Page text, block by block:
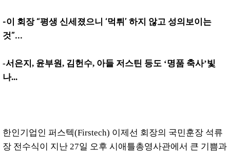
-이 회장 “평생 신세졌으니 ‘먹튀’ 하지 않고 성의보이는
것”...
-서은지, 윤부원, 김헌수, 아들 저스틴 등도 ‘명품 축사’빛
나...
한인기업인 퍼스텍(Firstech) 이제선 회장의 국민훈장 석류
장 전수식이 지난 27일 오후 시애틀총영사관에서 큰 기쁨과